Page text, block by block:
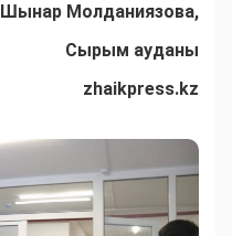
Шынар Молданиязова,
Сырым ауданы
zhaikpress.kz